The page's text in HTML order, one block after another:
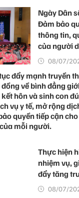
Ngày Dân
Đảm bảo
thông tin,
của người
08/07/
đẩy mạnh truyền
về bình đẳng
hôn và sinh con
vụ y tế, mở rộng
quyền tiếp cận
mỗi người.
Thực hiện
nhiệm vụ,
đẩy tăng
08/07/